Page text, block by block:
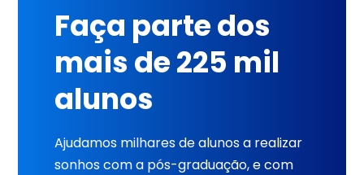
Faça parte dos
mais de 225 mil
alunos
Ajudamos milhares de alunos a realizar
sonhos com a pós-graduação, e com